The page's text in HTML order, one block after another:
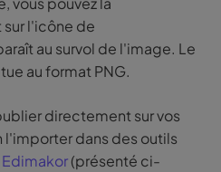
l'icône de
au survol de l'image. Le
au format PNG.
directement sur vos
l'importer dans des outils
(présenté ci-